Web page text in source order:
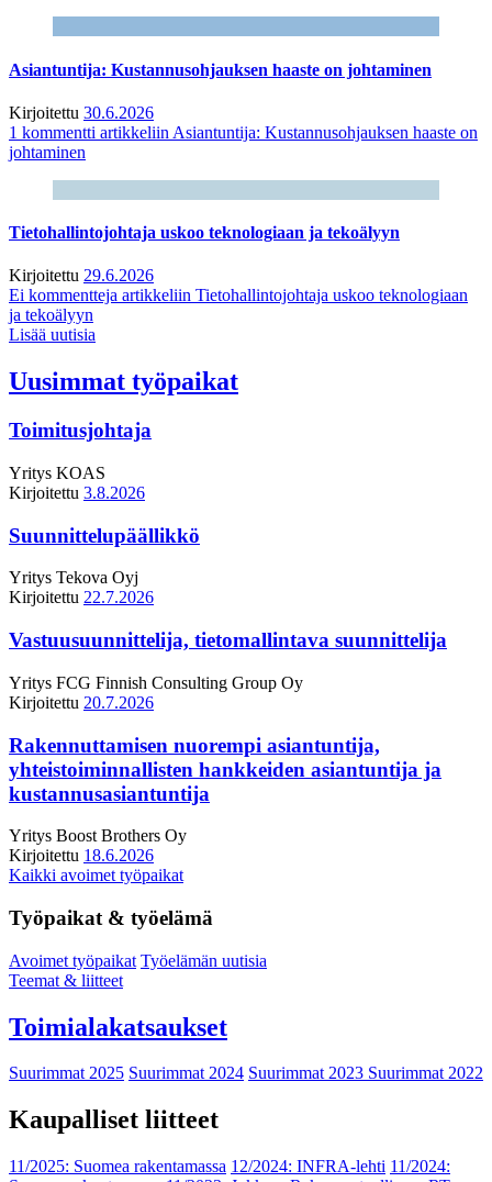
Asiantuntija: Kustannusohjauksen haaste on johtaminen
Kirjoitettu 30.6.2026
1 kommentti artikkeliin Asiantuntija: Kustannusohjauksen haaste on
johtaminen
Tietohallintojohtaja uskoo teknologiaan ja tekoälyyn
Kirjoitettu 29.6.2026
Ei kommentteja artikkeliin Tietohallintojohtaja uskoo teknologiaan
ja tekoälyyn
Lisää uutisia
Uusimmat työpaikat
Toimitusjohtaja
Yritys KOAS
Kirjoitettu 3.8.2026
Suunnittelupäällikkö
Yritys Tekova Oyj
Kirjoitettu 22.7.2026
Vastuusuunnittelija, tietomallintava suunnittelija
Yritys FCG Finnish Consulting Group Oy
Kirjoitettu 20.7.2026
Rakennuttamisen nuorempi asiantuntija,
yhteistoiminnallisten hankkeiden asiantuntija ja
kustannusasiantuntija
Yritys Boost Brothers Oy
Kirjoitettu 18.6.2026
Kaikki avoimet työpaikat
Työpaikat & työelämä
Avoimet työpaikat Työelämän uutisia
Teemat & liitteet
Toimialakatsaukset
Suurimmat 2025 Suurimmat 2024 Suurimmat 2023 Suurimmat 2022
Kaupalliset liitteet
11/2025: Suomea rakentamassa 12/2024: INFRA-lehti 11/2024: